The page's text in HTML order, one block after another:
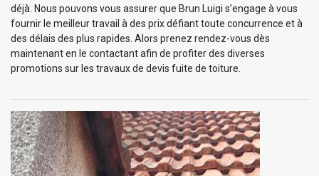
déjà. Nous pouvons vous assurer que Brun Luigi s’engage à vous
fournir le meilleur travail à des prix défiant toute concurrence et à
des délais des plus rapides. Alors prenez rendez-vous dès
maintenant en le contactant afin de profiter des diverses
promotions sur les travaux de devis fuite de toiture.